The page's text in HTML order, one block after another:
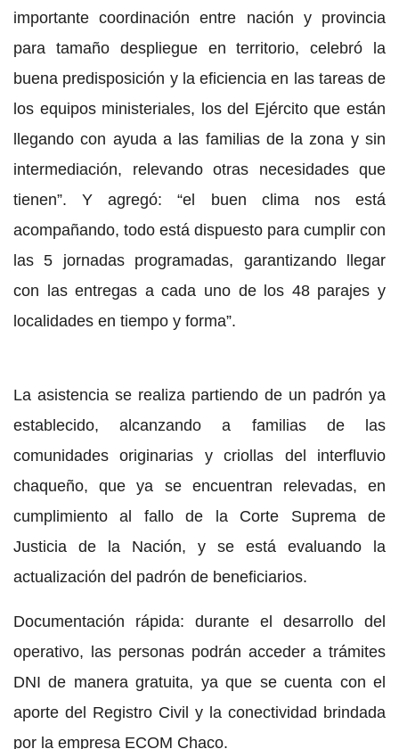
importante coordinación entre nación y provincia
para tamaño despliegue en territorio, celebró la
buena predisposición y la eficiencia en las tareas de
los equipos ministeriales, los del Ejército que están
llegando con ayuda a las familias de la zona y sin
intermediación, relevando otras necesidades que
tienen”. Y agregó: “el buen clima nos está
acompañando, todo está dispuesto para cumplir con
las 5 jornadas programadas, garantizando llegar
con las entregas a cada uno de los 48 parajes y
localidades en tiempo y forma”.
La asistencia se realiza partiendo de un padrón ya
establecido, alcanzando a familias de las
comunidades originarias y criollas del interfluvio
chaqueño, que ya se encuentran relevadas, en
cumplimiento al fallo de la Corte Suprema de
Justicia de la Nación, y se está evaluando la
actualización del padrón de beneficiarios.
Documentación rápida: durante el desarrollo del
operativo, las personas podrán acceder a trámites
DNI de manera gratuita, ya que se cuenta con el
aporte del Registro Civil y la conectividad brindada
por la empresa ECOM Chaco.